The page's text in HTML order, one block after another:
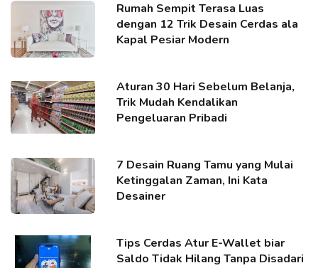
Rumah Sempit Terasa Luas
dengan 12 Trik Desain Cerdas ala
Kapal Pesiar Modern
Aturan 30 Hari Sebelum Belanja,
Trik Mudah Kendalikan
Pengeluaran Pribadi
7 Desain Ruang Tamu yang Mulai
Ketinggalan Zaman, Ini Kata
Desainer
Tips Cerdas Atur E-Wallet biar
Saldo Tidak Hilang Tanpa Disadari